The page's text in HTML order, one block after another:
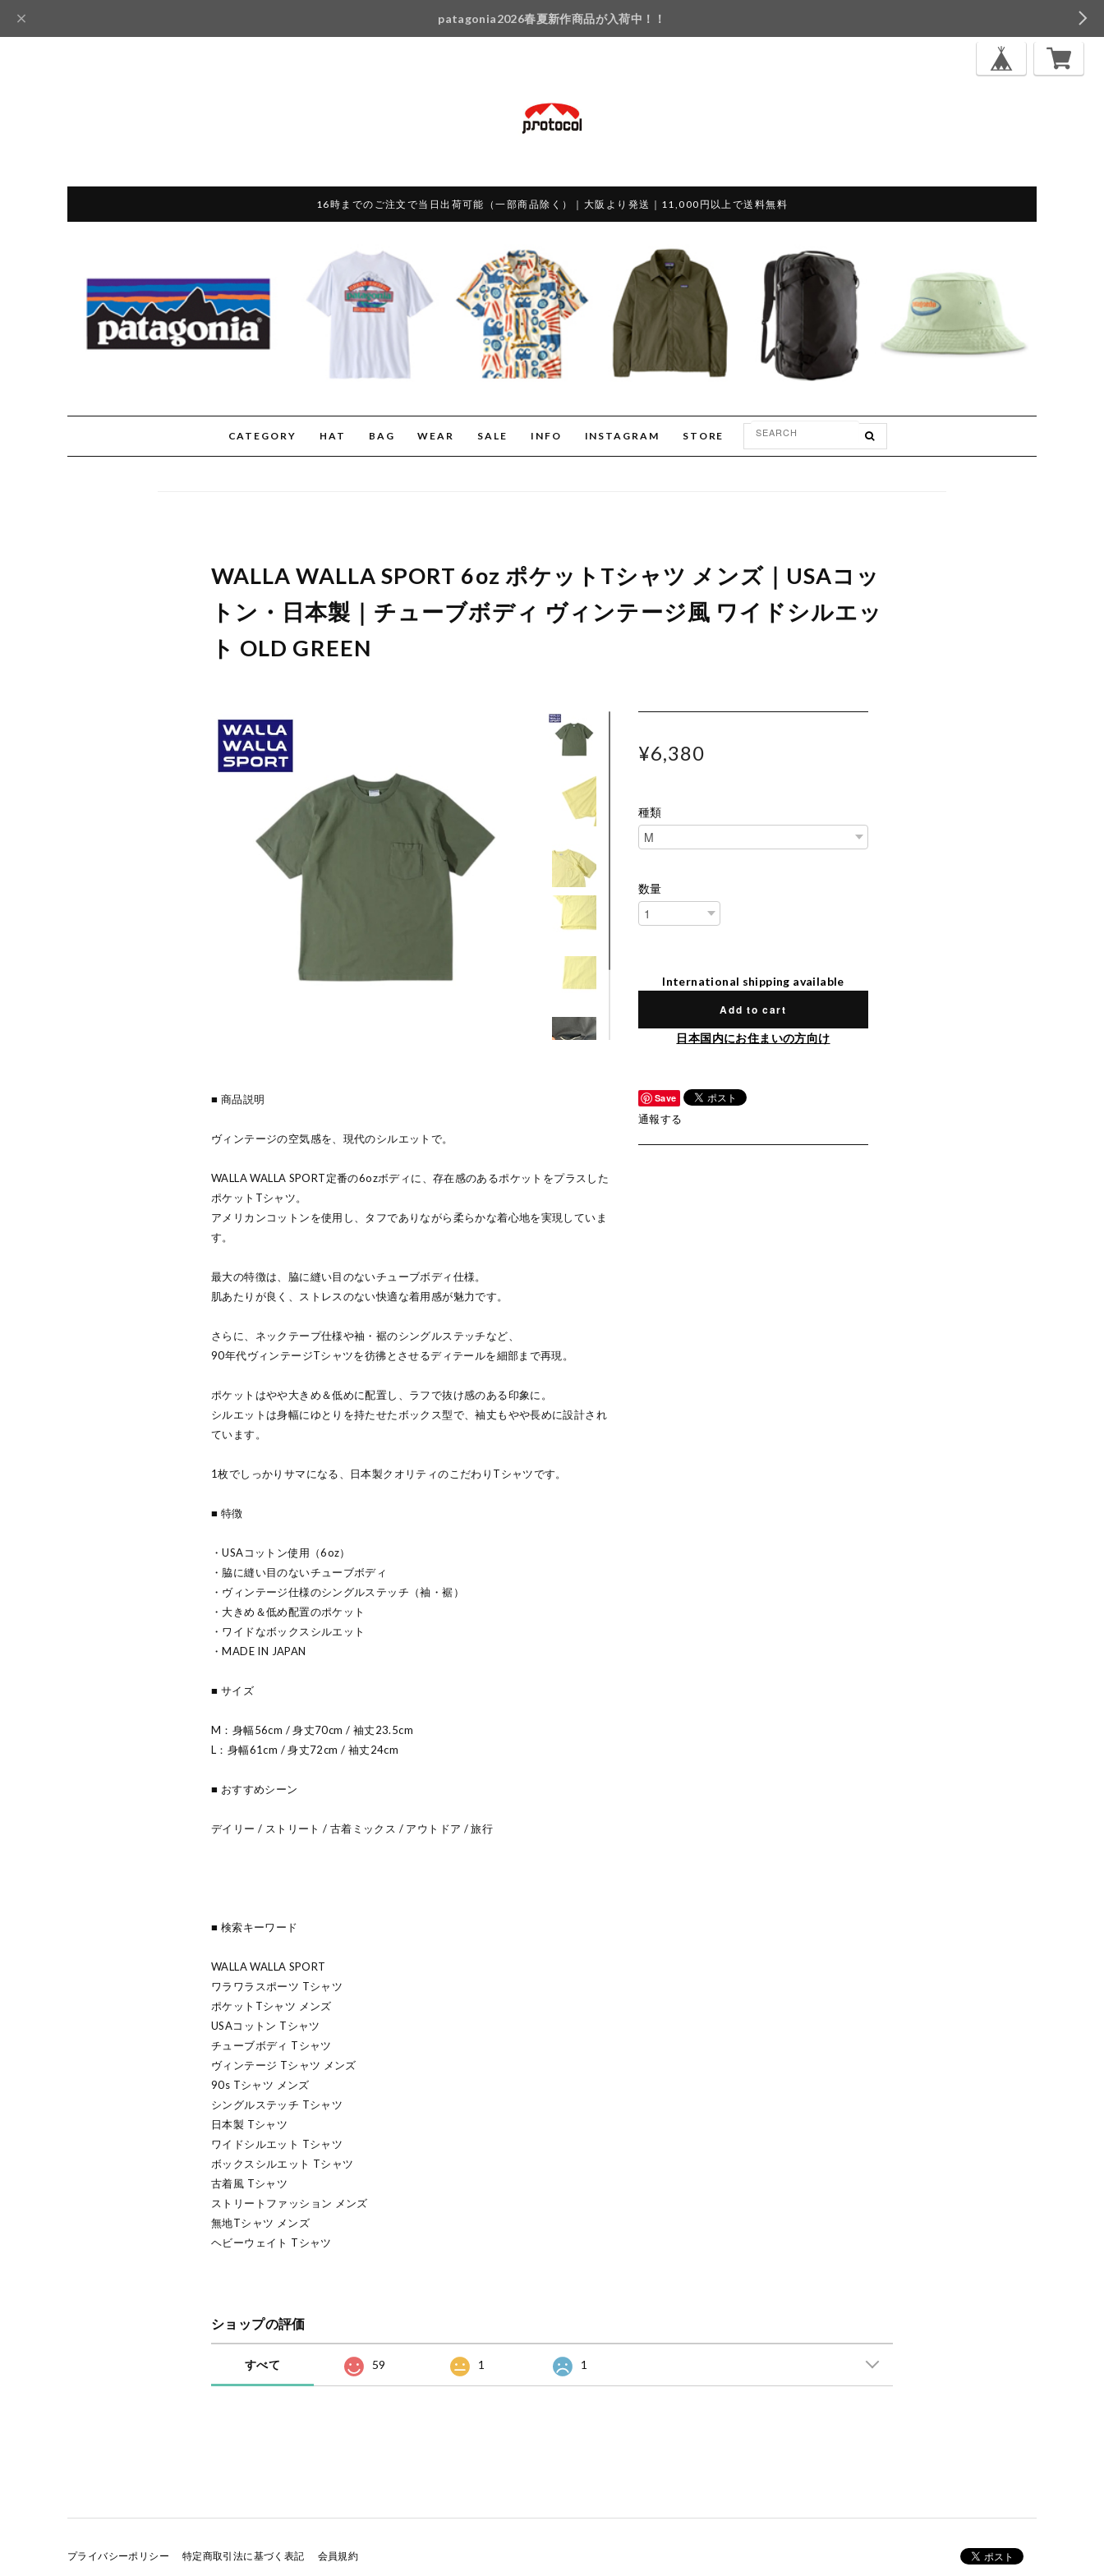
patagonia2026春夏新作商品が入荷中！！
16時までのご注文で当日出荷可能（一部商品除く）｜大阪より発送｜11,000円以上で送料無料
CATEGORY HAT BAG WEAR SALE INFO INSTAGRAM STORE
WALLA WALLA SPORT 6oz ポケットTシャツ メンズ｜USAコッ
トン・日本製｜チューブボディ ヴィンテージ風 ワイドシルエッ
ト OLD GREEN
■ 商品説明
ヴィンテージの空気感を、現代のシルエットで。
WALLA WALLA SPORT定番の6ozボディに、存在感のあるポケットをプラスした
ポケットTシャツ。
アメリカンコットンを使用し、タフでありながら柔らかな着心地を実現していま
す。
最大の特徴は、脇に縫い目のないチューブボディ仕様。
肌あたりが良く、ストレスのない快適な着用感が魅力です。
さらに、ネックテープ仕様や袖・裾のシングルステッチなど、
90年代ヴィンテージTシャツを彷彿とさせるディテールを細部まで再現。
ポケットはやや大きめ＆低めに配置し、ラフで抜け感のある印象に。
シルエットは身幅にゆとりを持たせたボックス型で、袖丈もやや長めに設計され
ています。
1枚でしっかりサマになる、日本製クオリティのこだわりTシャツです。
■ 特徴
・USAコットン使用（6oz）
・脇に縫い目のないチューブボディ
・ヴィンテージ仕様のシングルステッチ（袖・裾）
・大きめ＆低め配置のポケット
・ワイドなボックスシルエット
・MADE IN JAPAN
■ サイズ
M：身幅56cm / 身丈70cm / 袖丈23.5cm
L：身幅61cm / 身丈72cm / 袖丈24cm
■ おすすめシーン
デイリー / ストリート / 古着ミックス / アウトドア / 旅行
■ 検索キーワード
WALLA WALLA SPORT
ワラワラスポーツ Tシャツ
ポケットTシャツ メンズ
USAコットン Tシャツ
チューブボディ Tシャツ
ヴィンテージ Tシャツ メンズ
90s Tシャツ メンズ
シングルステッチ Tシャツ
日本製 Tシャツ
ワイドシルエット Tシャツ
ボックスシルエット Tシャツ
古着風 Tシャツ
ストリートファッション メンズ
無地Tシャツ メンズ
ヘビーウェイト Tシャツ
¥6,380
種類
数量
International shipping available
Add to cart
日本国内にお住まいの方向け
Save
通報する
ショップの評価
すべて 59 1 1
プライバシーポリシー 特定商取引法に基づく表記 会員規約